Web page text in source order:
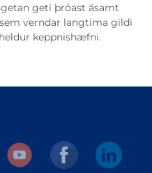
geti þróast ásamt
verndar langtíma gildi
keppnishæfni.